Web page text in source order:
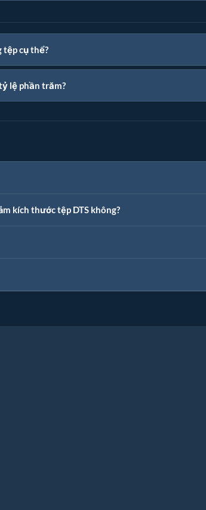
tệp cụ thể?
lệ phần trăm?
kích thước tệp DTS không?